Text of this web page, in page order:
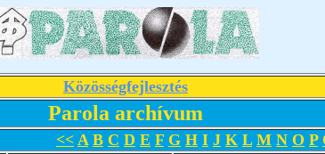
Közösségfejlesztés
Parola archívum
<< A B C D E F G H I J K L M N O P